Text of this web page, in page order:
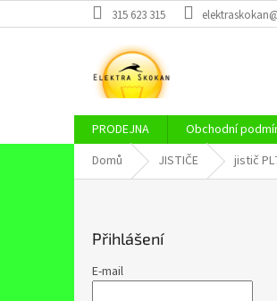
na
315 623 315
PRODEJNA Obchodní
Domů
JISTIČE jistič
Přihlášení
E-mail